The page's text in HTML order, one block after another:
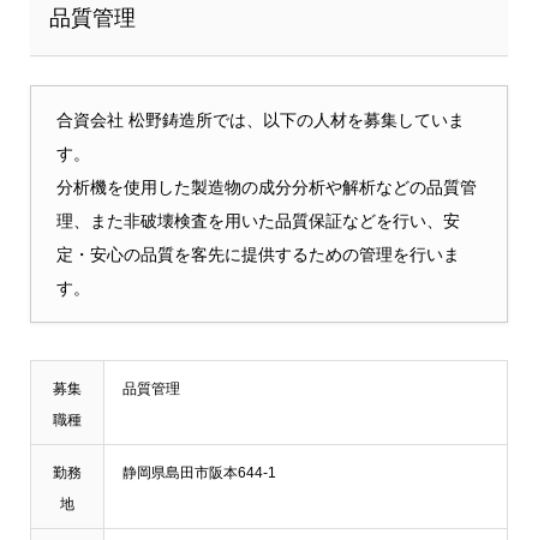
品質管理
合資会社 松野鋳造所では、以下の人材を募集していま
す。
分析機を使用した製造物の成分分析や解析などの品質管
理、また非破壊検査を用いた品質保証などを行い、安
定・安心の品質を客先に提供するための管理を行いま
す。
募集
職種
品質管理
勤務
地
静岡県島田市阪本644-1